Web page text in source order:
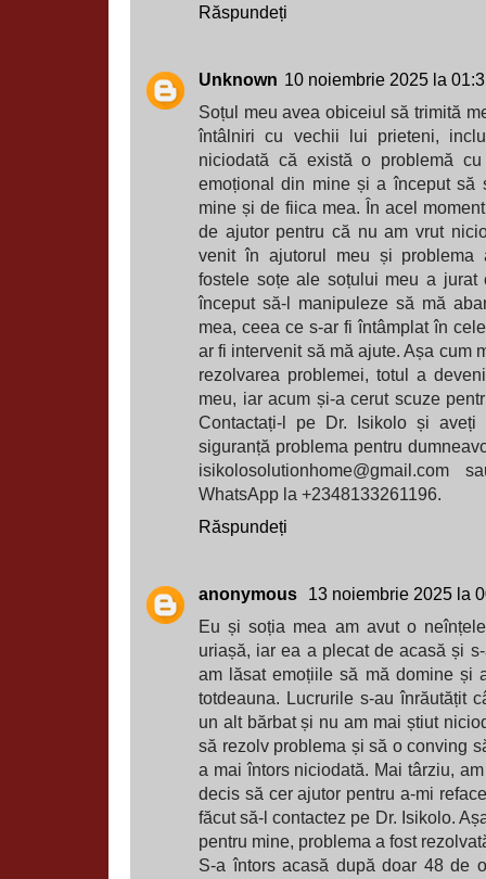
Răspundeți
Unknown 10 noiembrie 2025 la
Soțul meu avea obiceiul să trimită
întâlniri cu vechii lui prieteni,
niciodată că există o problemă
emoțional din mine și a început să
mine și de fiica mea. În acel
de ajutor pentru că nu am vrut
venit în ajutorul meu și problema
fostele soțe ale soțului meu a
început să-l manipuleze să mă
mea, ceea ce s-ar fi întâmplat în
ar fi intervenit să mă ajute. Așa cum
rezolvarea problemei, totul a
meu, iar acum și-a cerut scuze
Contactați-l pe Dr. Isikolo și
siguranță problema pentru
WhatsApp la +2348133261196.
Răspundeți
anonymous
13 noiembrie 2025 la
Eu și soția mea am avut o
uriașă, iar ea a plecat de acasă și
am lăsat emoțiile să mă domine și
totdeauna. Lucrurile s-au înrăutățit
un alt bărbat și nu am mai știut
să rezolv problema și să o conving
a mai întors niciodată. Mai târziu,
decis să cer ajutor pentru a-mi
făcut să-l contactez pe Dr. Isikolo.
pentru mine, problema a fost
S-a întors acasă după doar 48 de